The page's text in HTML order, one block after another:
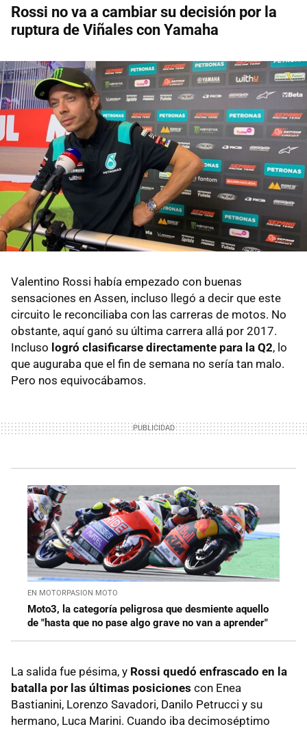
Rossi no va a cambiar su decisión por la
ruptura de Viñales con Yamaha
Valentino Rossi había empezado con buenas
sensaciones en Assen, incluso llegó a decir que este
circuito le reconciliaba con las carreras de motos. No
obstante, aquí ganó su última carrera allá por 2017.
Incluso logró clasificarse directamente para la Q2, lo
que auguraba que el fin de semana no sería tan malo.
Pero nos equivocábamos.
EN MOTORPASION MOTO
Moto3, la categoría peligrosa que desmiente aquello
de "hasta que no pase algo grave no van a aprender"
La salida fue pésima, y Rossi quedó enfrascado en la
batalla por las últimas posiciones con Enea
Bastianini, Lorenzo Savadori, Danilo Petrucci y su
hermano, Luca Marini. Cuando iba decimoséptimo